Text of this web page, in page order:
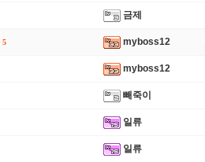
금제
5 myboss12
myboss12
빼죽이
일류
일류